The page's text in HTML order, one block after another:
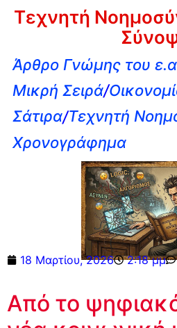
Τεχνητή
Άρθρο Γνώμης του
Μικρή Σειρά/
Σάτιρα/Τεχνητή
Χρονογράφημα
18 Μαρτίου, 2026 2:18 μμ
Από το